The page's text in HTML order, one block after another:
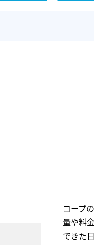
コープ
量や料
できた